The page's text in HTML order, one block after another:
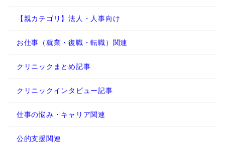
【親カテゴリ】法人・人事向け
お仕事（就業・復職・転職）関連
クリニックまとめ記事
クリニックインタビュー記事
仕事の悩み・キャリア関連
公的支援関連